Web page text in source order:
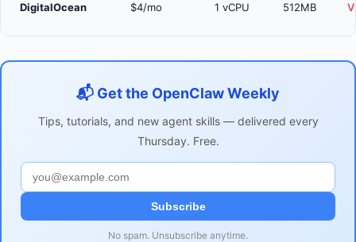
DigitalOcean $4/mo 1 vCPU 512MB
📬 Get the OpenClaw Weekly
Tips, tutorials, and new agent skills — delivered every
Thursday. Free.
Subscribe
No spam. Unsubscribe anytime.